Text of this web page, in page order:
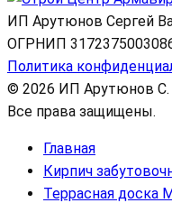
ИП Арутюнов Сергей
ОГРНИП
Политика
© 2026 ИП Арутюнов С.
Все права защищены.
Главная
Кирпич
Террасная доска